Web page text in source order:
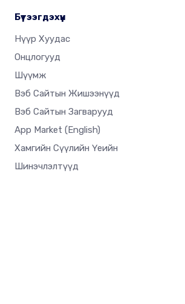
Бүтээгдэхүүн
Нүүр Хуудас
Онцлогууд
Шүүмж
Вэб Сайтын Жишээнүүд
Вэб Сайтын Загварууд
App Market (English)
Хамгийн Сүүлийн Үеийн
Шинэчлэлтүүд